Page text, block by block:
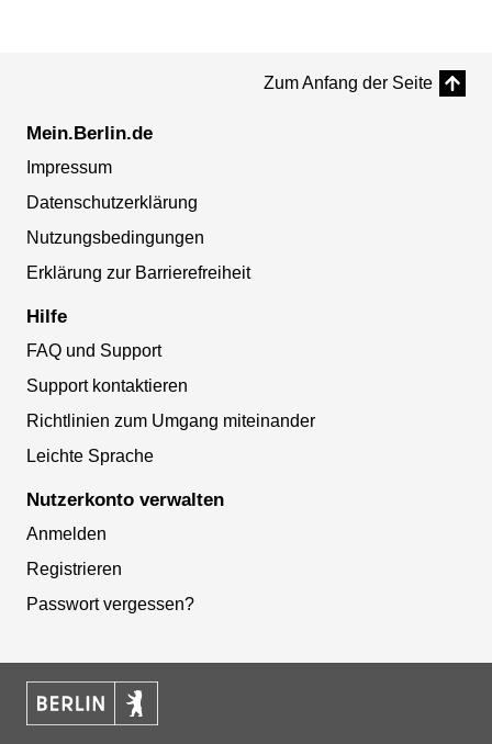
Zum Anfang der Seite
Mein.Berlin.de
Impressum
Datenschutzerklärung
Nutzungsbedingungen
Erklärung zur Barrierefreiheit
Hilfe
FAQ und Support
Support kontaktieren
Richtlinien zum Umgang miteinander
Leichte Sprache
Nutzerkonto verwalten
Anmelden
Registrieren
Passwort vergessen?